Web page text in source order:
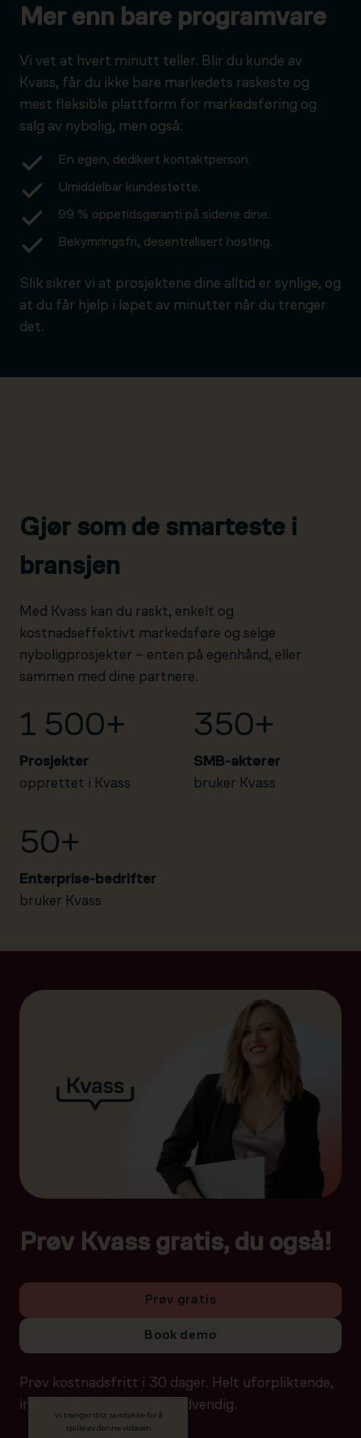
Mer enn bare programvare
Vi vet at hvert minutt teller. Blir du kunde av
Kvass, får du ikke bare markedets raskeste og
mest fleksible plattform for markedsføring og
salg av nybolig, men også:
En egen, dedikert kontaktperson.
Umiddelbar kundestøtte.
99 % oppetidsgaranti på sidene dine.
Bekymringsfri, desentralisert hosting.
Slik sikrer vi at prosjektene dine alltid er synlige, og
at du får hjelp i løpet av minutter når du trenger
det.
Gjør som de smarteste i
bransjen
Med Kvass kan du raskt, enkelt og
kostnadseffektivt markedsføre og selge
nyboligprosjekter – enten på egenhånd, eller
sammen med dine partnere.
1 500+
Prosjekter
opprettet i Kvass
350+
SMB-aktører
bruker Kvass
50+
Enterprise-bedrifter
bruker Kvass
Prøv Kvass gratis, du også!
Prøv gratis
Book demo
Prøv kostnadsfritt i 30 dager. Helt uforpliktende,
ingen betalingsdetaljer nødvendig.
Vi trenger ditt samtykke for å
spille av denne videoen